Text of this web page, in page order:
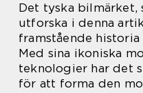
Det tyska bilmärket,
utforska i denna
framstående
Med sina ikoniska
teknologier har det
för att forma den